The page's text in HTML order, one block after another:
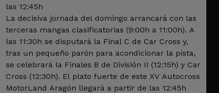
las 12:45h
La decisiva jornada del domingo arrancará con las
terceras mangas clasificatorias (9:00h a 11:00h). A
las 11:30h se disputará la Final C de Car Cross y,
tras un pequeño parón para acondicionar la pista,
se celebrará la Finales B de División II (12:15h) y Car
Cross (12:30h). El plato fuerte de este XV Autocross
MotorLand Aragón llegará a partir de las 12:45h